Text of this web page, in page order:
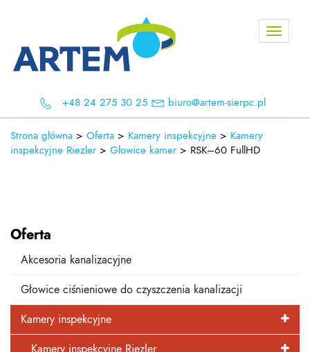
Toggle
+48 24 275 30 25 biuro@artem-sierpc.pl
Strona główna > Oferta > Kamery inspekcyjne > Kamery
inspekcyjne Riezler > Głowice kamer > RSK–60 FullHD
Oferta
Akcesoria kanalizacyjne
Głowice ciśnieniowe do czyszczenia kanalizacji
Kamery inspekcyjne
Kamery inspekcyjne Riezler